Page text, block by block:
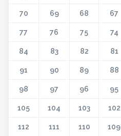
67
68
69
70
74
75
76
77
81
82
83
84
88
89
90
91
95
96
97
98
102
103
104
105
109
110
111
112